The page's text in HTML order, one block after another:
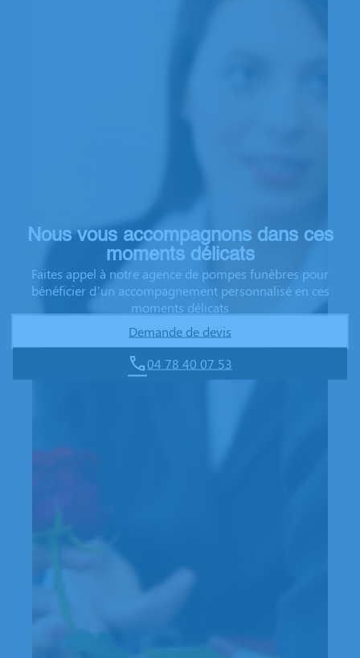
Nous vous accompagnons dans ces
moments délicats
Faites appel à notre agence de pompes funèbres pour
bénéficier d’un accompagnement personnalisé en ces
moments délicats
Demande de devis
04 78 40 07 53